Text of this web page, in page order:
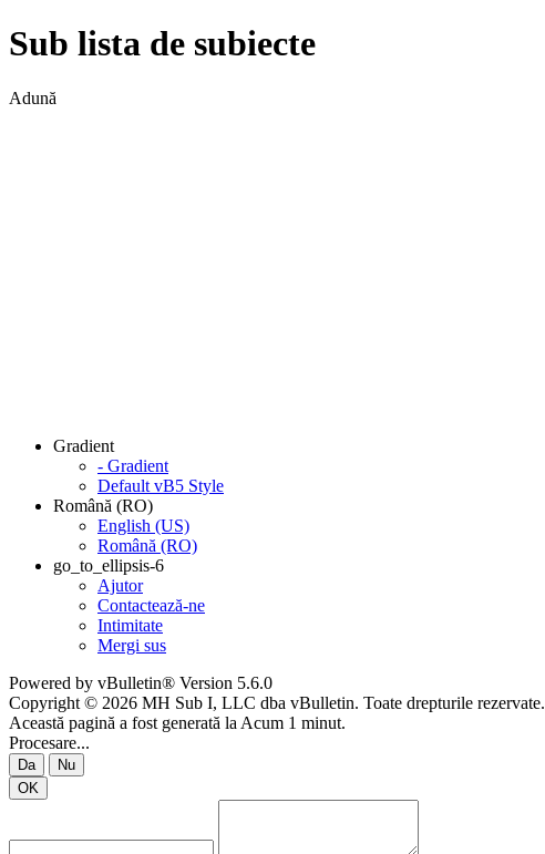
Sub lista de subiecte
Adună
Gradient
- Gradient
Default vB5 Style
Română (RO)
English (US)
Română (RO)
go_to_ellipsis-6
Ajutor
Contactează-ne
Intimitate
Mergi sus
Powered by vBulletin® Version 5.6.0
Copyright © 2026 MH Sub I, LLC dba vBulletin. Toate drepturile rezervate.
Această pagină a fost generată la Acum 1 minut.
Procesare...
Da
Nu
OK